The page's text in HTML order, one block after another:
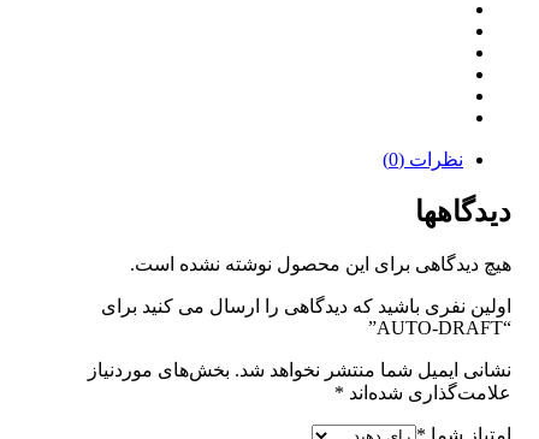
نظرات (0)
دیدگاهها
هیچ دیدگاهی برای این محصول نوشته نشده است.
اولین نفری باشید که دیدگاهی را ارسال می کنید برای
“AUTO-DRAFT”
نشانی ایمیل شما منتشر نخواهد شد. بخش‌های موردنیاز
علامت‌گذاری شده‌اند *